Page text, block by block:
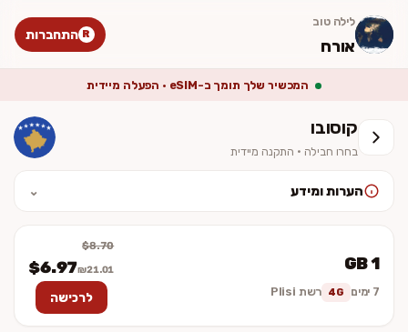
לילה טוב
אורח
R התחברות
המכשיר שלך תומך ב-eSIM · הפעלה מיידית
קוסובו
בחרו חבילה · התקנה מיידית
הערות ומידע ⌄
1 GB
7 ימים 4G רשת Plisi
$8.70
$6.97₪21.01
לרכישה